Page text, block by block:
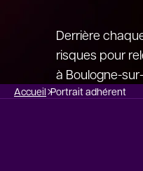
Derrière
risques pour
à Boulogne-
Accueil Portrait adhérent